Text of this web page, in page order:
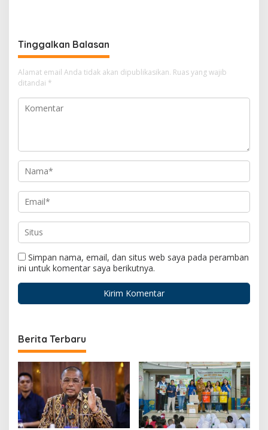
Tinggalkan Balasan
Alamat email Anda tidak akan dipublikasikan. Ruas yang wajib
ditandai *
Simpan nama, email, dan situs web saya pada peramban
ini untuk komentar saya berikutnya.
Berita Terbaru